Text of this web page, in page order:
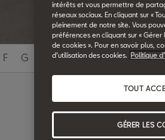
F G I J K L M N
intérêts et vous permettre de
réseaux sociaux. En cliquant sur «
pleinement de notre site. Vous
préférences en cliquant sur «
de cookies ». Pour en savoir plus,
d’utilisation des cookies.
Politique
TOUT
GÉRER LES